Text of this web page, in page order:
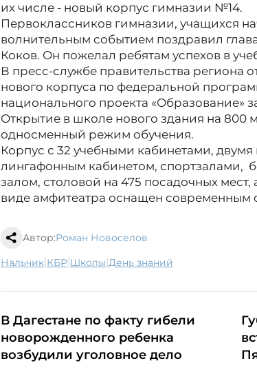
их числе - новый корпус гимназии №14.
Первоклассников гимназии, учащихся
волнительным событием поздравил
Коков. Он пожелал ребятам успехов в
В пресс-службе правительства региона
нового корпуса по федеральной
национального проекта «Образование»
Открытие в школе нового здания на 800
односменный режим обучения.
Корпус с 32 учебными кабинетами,
лингафонным кабинетом, спортзалами,
залом, столовой на 475 посадочных
виде амфитеатра оснащен современным
Автор:Роман Новоселов
Нальчик| КБР| школы| день знаний
В Дагестане по факту гибели
новорожденного ребенка
возбудили уголовное дело